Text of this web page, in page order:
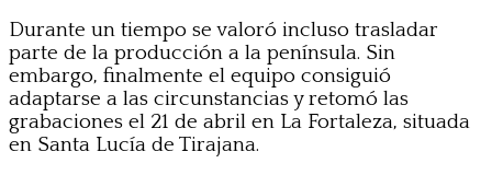
Durante un tiempo se valoró incluso trasladar
parte de la producción a la península. Sin
embargo, finalmente el equipo consiguió
adaptarse a las circunstancias y retomó las
grabaciones el 21 de abril en La Fortaleza, situada
en Santa Lucía de Tirajana.